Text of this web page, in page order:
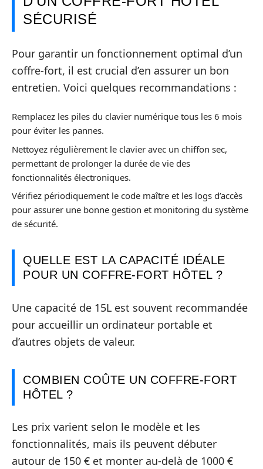
SÉCURISÉ
Pour garantir un fonctionnement optimal d’un
coffre-fort, il est crucial d’en assurer un bon
entretien. Voici quelques recommandations :
Remplacez les piles du clavier numérique tous les 6 mois
pour éviter les pannes.
Nettoyez régulièrement le clavier avec un chiffon sec,
permettant de prolonger la durée de vie des
fonctionnalités électroniques.
Vérifiez périodiquement le code maître et les logs d’accès
pour assurer une bonne gestion et monitoring du système
de sécurité.
QUELLE EST LA CAPACITÉ IDÉALE
POUR UN COFFRE-FORT HÔTEL ?
Une capacité de 15L est souvent recommandée
pour accueillir un ordinateur portable et
d’autres objets de valeur.
COMBIEN COÛTE UN COFFRE-FORT
HÔTEL ?
Les prix varient selon le modèle et les
fonctionnalités, mais ils peuvent débuter
autour de 150 € et monter au-delà de 1000 €